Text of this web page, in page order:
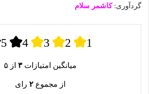
گردآوری:کاشمر سلام
5 4 3 2 1
میانگین امتیازات ۳ از ۵
از مجموع ۲ رای